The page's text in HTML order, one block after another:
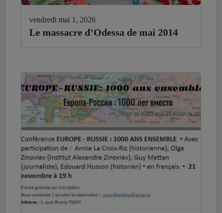
vendredi mai 1, 2026
Le massacre d’Odessa de mai 2014